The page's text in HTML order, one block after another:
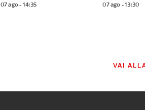
07 ago - 14:35 07 ago - 13:30
VAI